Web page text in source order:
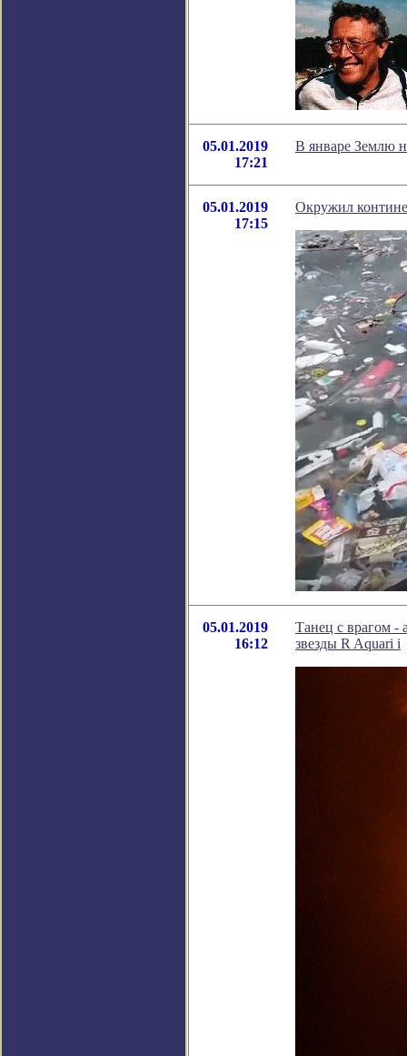
05.01.2019
17:21
В январе Землю
05.01.2019
17:15
Окружил
05.01.2019
16:12
Танец с врагом -
звезды R Aquari i